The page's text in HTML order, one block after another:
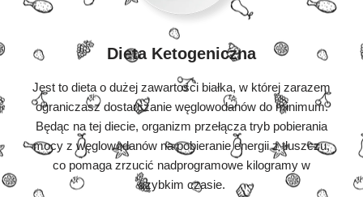
Dieta Ketogeniczna
Jest to dieta o dużej zawartości białka, w której zarazem
ograniczasz dostarczanie węglowodanów do minimum.
Będąc na tej diecie, organizm przełącza tryb pobierania
mocy z węglowodanów na pobieranie energii z tłuszczu,
co pomaga zrzucić nadprogramowe kilogramy w
szybkim czasie.